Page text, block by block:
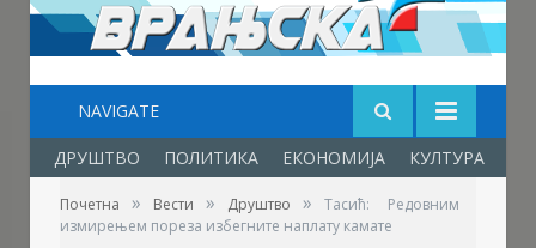
NAVIGATE
ДРУШТВО ПОЛИТИКА ЕКОНОМИЈА КУЛТУРА
Почетна » Вести » Друштво »
Тасић: Редовним
измирењем пореза избегните наплату камате